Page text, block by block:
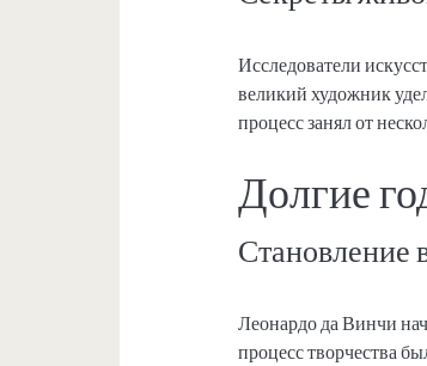
Исследователи
великий художник
процесс занял от
Долгие
Становление
Леонардо да Винчи
процесс творчества